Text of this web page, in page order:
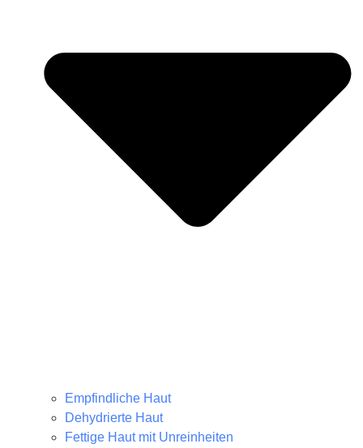
Empfindliche Haut
Dehydrierte Haut
Fettige Haut mit Unreinheiten